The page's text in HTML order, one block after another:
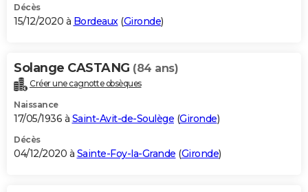
Décès
15/12/2020 à Bordeaux(Gironde)
Solange CASTANG (84 ans)
Créer une cagnotte obsèques
Naissance
17/05/1936 à Saint-Avit-de-Soulège (Gironde)
Décès
04/12/2020 à Sainte-Foy-la-Grande (Gironde)